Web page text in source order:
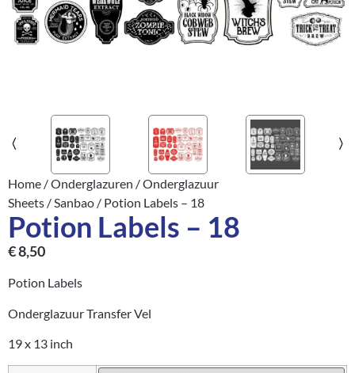
Home /Onderglazuren /Onderglazuur
Sheets /Sanbao / Potion Labels – 18
Potion Labels – 18
€8,50
Potion Labels
Onderglazuur Transfer Vel
19 x 13 inch